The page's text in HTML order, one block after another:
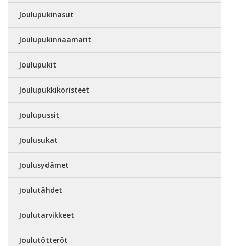
Joulupukinasut
Joulupukinnaamarit
Joulupukit
Joulupukkikoristeet
Joulupussit
Joulusukat
Joulusydämet
Joulutähdet
Joulutarvikkeet
Joulutötteröt